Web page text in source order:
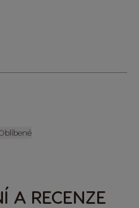
PŘÁNÍ
A RECENZE